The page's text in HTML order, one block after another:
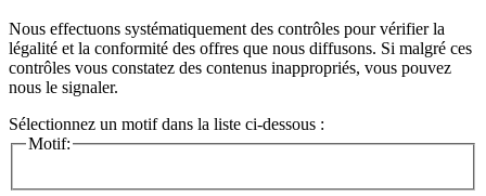
Nous effectuons systématiquement des contrôles pour vérifier la
légalité et la conformité des offres que nous diffusons. Si malgré ces
contrôles vous constatez des contenus inappropriés, vous pouvez
nous le signaler.
Sélectionnez un motif dans la liste ci-dessous :
Motif: